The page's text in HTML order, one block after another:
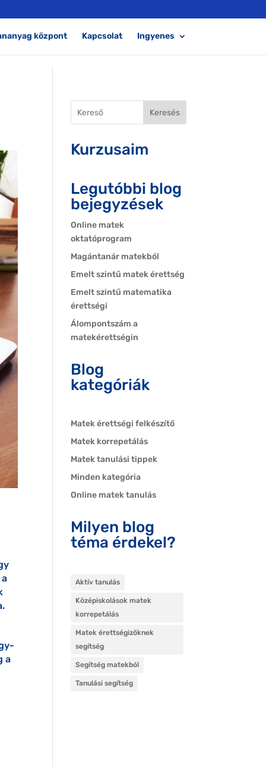
központ Kapcsolat Ingyenes
a
Keresés
Kurzusaim
Legutóbbi blog
bejegyzések
Online matek
oktatóprogram
Magántanár matekból
Emelt szintű matek érettség
Emelt szintű matematika
érettségi
Álompontszám a
matekérettségin
Blog
kategóriák
Matek érettségi felkészítő
Matek korrepetálás
Matek tanulási tippek
Minden kategória
Online matek tanulás
Milyen blog
téma érdekel?
Aktív tanulás
Középiskolások matek
korrepetálás
Matek érettségizőknek
segítség
Segítség matekból
Tanulási segítség